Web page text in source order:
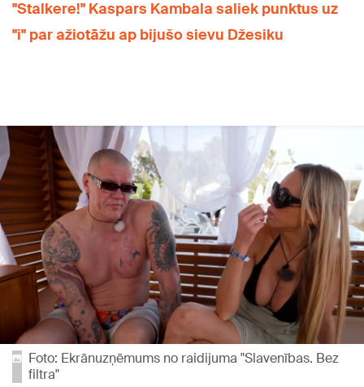
"Stalkere!" Kaspars Kambala saliek punktus uz
"i" par ažiotāžu ap bijušo sievu Džesiku
Foto: Ekrānuzņēmums no raidijuma "Slavenības. Bez
filtra"